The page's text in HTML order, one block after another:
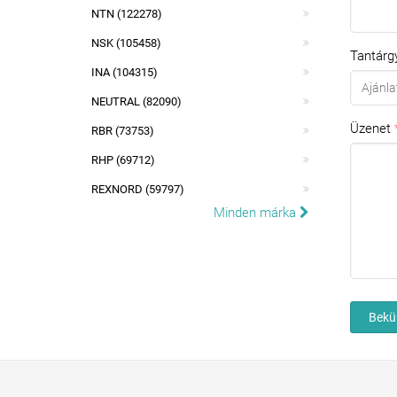
Üzenet
NTN (122278)
NSK (105458)
INA (104315)
NEUTRAL (82090)
RBR (73753)
RHP (69712)
REXNORD (59797)
Minden márka